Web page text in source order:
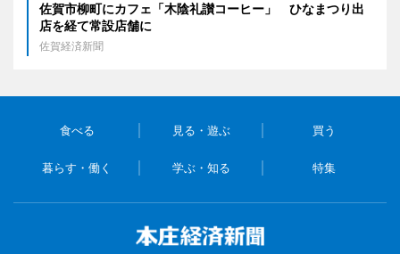
佐賀市柳町にカフェ「木陰礼讃コーヒー」 ひなまつり出
店を経て常設店舗に
佐賀経済新聞
食べる 見る・遊ぶ 買う
暮らす・働く 学ぶ・知る 特集